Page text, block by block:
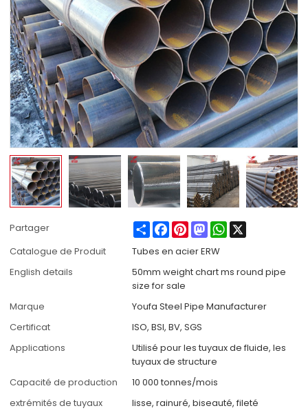
Partager ShareFacebook
PinterestMastodonWhatsApp
Catalogue de Produit
Tubes en acier ERW
English details
50mm weight chart ms round pipe
size for sale
Marque
Youfa Steel Pipe Manufacturer
Certificat
ISO, BSI, BV, SGS
Applications
Utilisé pour les tuyaux de fluide, les
tuyaux de structure
Capacité de production
10 000 tonnes/mois
extrémités de tuyaux
lisse, rainuré, biseauté, fileté